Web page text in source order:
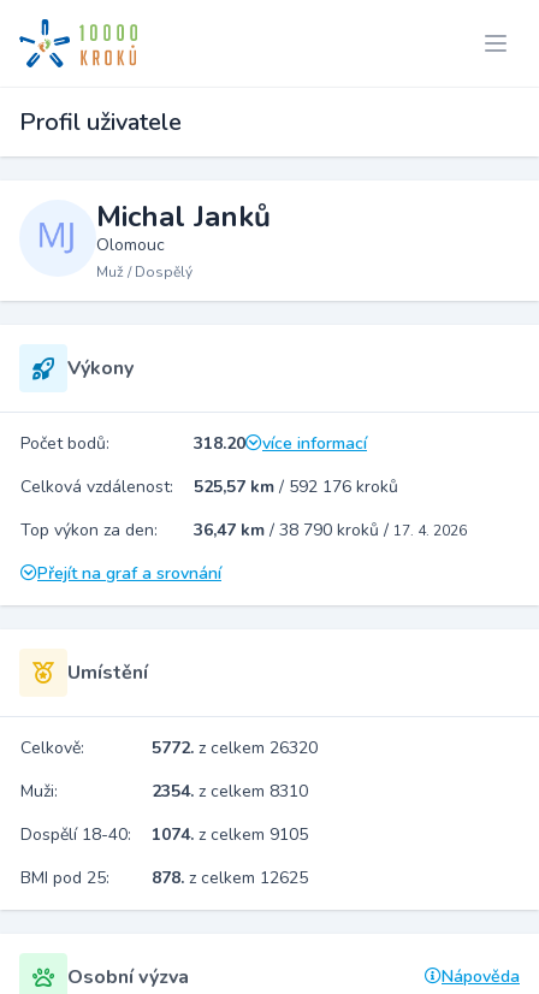
Profil uživatele
Michal Janků
Olomouc
Muž / Dospělý
Výkony
Počet bodů: 318.20
více informací
Celková vzdálenost:
525,57 km / 592 176 kroků
Top výkon za den:
36,47 km / 38 790 kroků / 17. 4. 2026
Přejít na graf a srovnání
Umístění
Celkově: 5772. z celkem 26320
Muži:
2354. z celkem 8310
Dospělí 18-40:
1074. z celkem 9105
BMI pod 25:
878. z celkem 12625
Osobní výzva Nápověda